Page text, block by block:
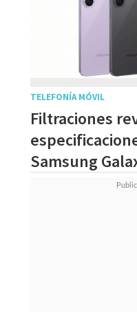
TELEFONÍA MÓVIL
Filtraciones
Samsung